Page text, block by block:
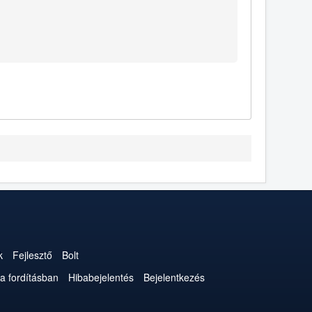
Fejlesztő
Bolt
fordításban Hibabejelentés
Bejelentkezés